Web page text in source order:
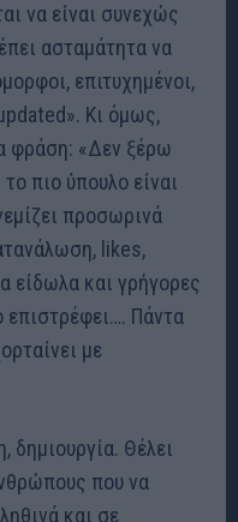
να είναι συνεχώς
ασταμάτητα να
επιτυχημένοι,
Κι όμως,
φράση: «Δεν ξέρω
πιο ύπουλο είναι
προσωρινά
likes,
είδωλα και γρήγορες
Πάντα
με
δημιουργία. Θέλει
που να
και σε